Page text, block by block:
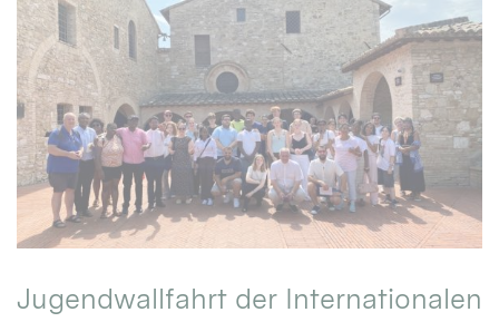
Jugendwallfahrt der Internationalen